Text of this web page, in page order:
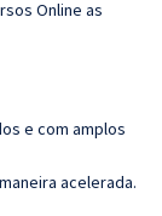
Online as
e com amplos
acelerada.